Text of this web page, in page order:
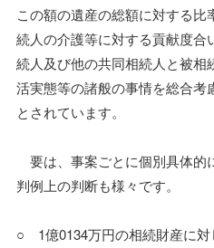
この額の遺産の総額に対する
続人の介護等に対する貢献度合
続人及び他の共同相続人と被相
活実態等の諸般の事情を総合考
とされています。
要は、事案ごとに個別具体的
判例上の判断も様々です。
○ 1億0134万円の相続財産に対